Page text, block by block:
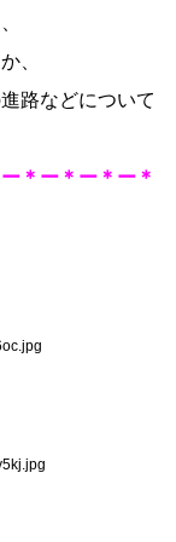
、
路などについて
＊ー＊ー＊ー＊